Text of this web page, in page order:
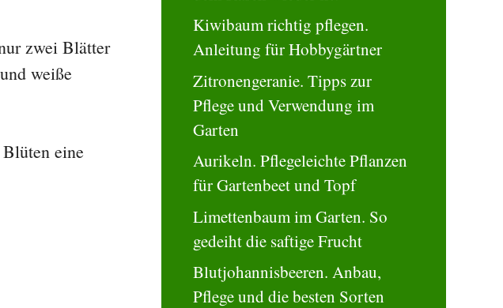
zwei Blätter
weiße
eine
Kiwibaum richtig pflegen.
Anleitung für Hobbygärtner
Zitronengeranie. Tipps zur
Pflege und Verwendung im
Garten
Aurikeln. Pflegeleichte Pflanzen
für Gartenbeet und Topf
Limettenbaum im Garten. So
gedeiht die saftige Frucht
Blutjohannisbeeren. Anbau,
Pflege und die besten Sorten